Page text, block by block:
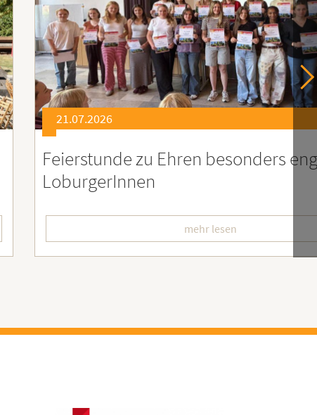
21.07.2026
Soziales Engagement für
Ruanda – Wir sind dabei!
mehr lesen